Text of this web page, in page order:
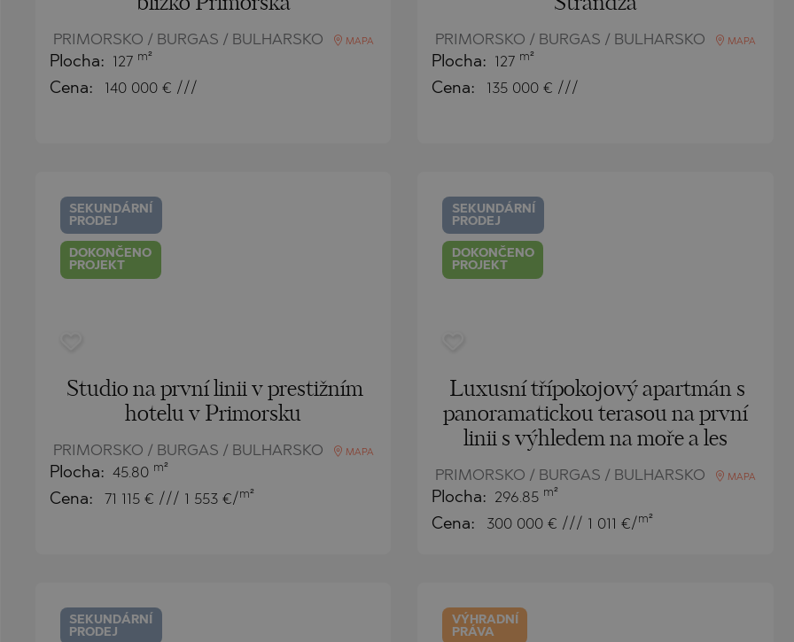
PRIMORSKO / BURGAS / BULHARSKO MAPA
Plocha: 127 m²
Cena: 140 000 € ///
PRIMORSKO / BURGAS / BULHARSKO MAPA
Plocha: 127 m²
Cena: 135 000 € ///
SEKUNDÁRNÍ
PRODEJ
DOKONČENO
PROJEKT
Studio na první linii v prestižním
hotelu v Primorsku
PRIMORSKO / BURGAS / BULHARSKO MAPA
Plocha: 45.80 m²
Cena: 71 115 € /// 1 553 €/ m²
SEKUNDÁRNÍ
PRODEJ
DOKONČENO
PROJEKT
Luxusní třípokojový apartmán s
panoramatickou terasou na první
linii s výhledem na moře a les
PRIMORSKO / BURGAS / BULHARSKO MAPA
Plocha: 296.85 m²
Cena: 300 000 € /// 1 011 €/ m²
SEKUNDÁRNÍ
PRODEJ
VÝHRADNÍ
PRÁVA